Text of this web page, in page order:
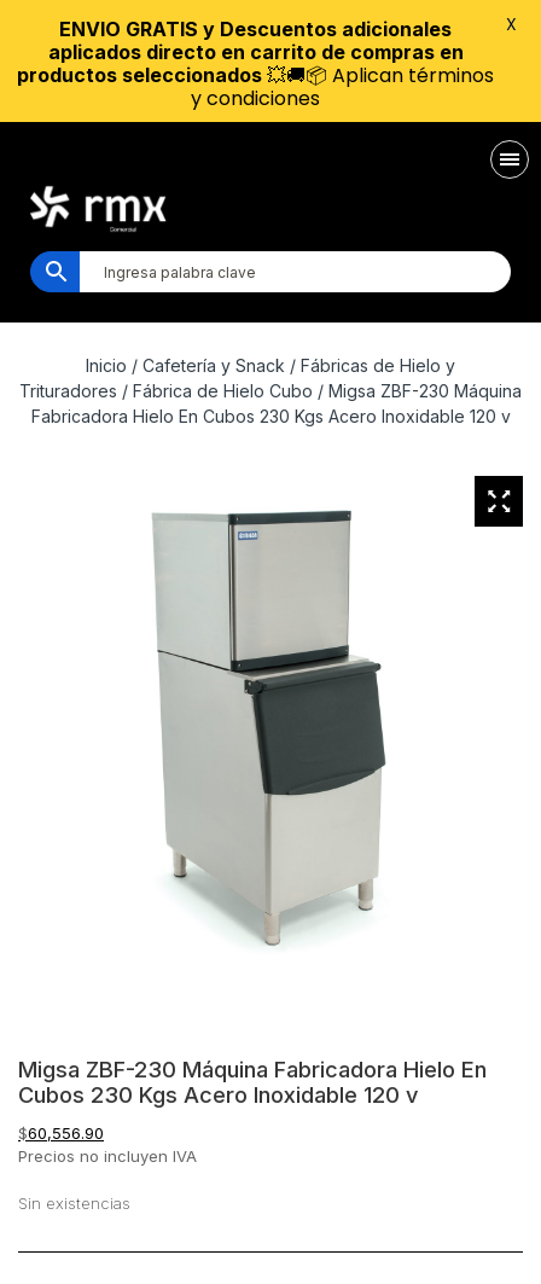
Inicio / Cafetería y Snack / Fábricas de Hielo y
Trituradores / Fábrica de Hielo Cubo / Migsa ZBF-230 Máquina
Fabricadora Hielo En Cubos 230 Kgs Acero Inoxidable 120 v
Migsa ZBF-230 Máquina Fabricadora Hielo En
Cubos 230 Kgs Acero Inoxidable 120 v
$60,556.90
Precios no incluyen IVA
Sin existencias
ENVIO GRATIS y Descuentos adicionales
aplicados directo en carrito de compras en
productos seleccionados 💥🚚📦 Aplican términos
y condiciones
X